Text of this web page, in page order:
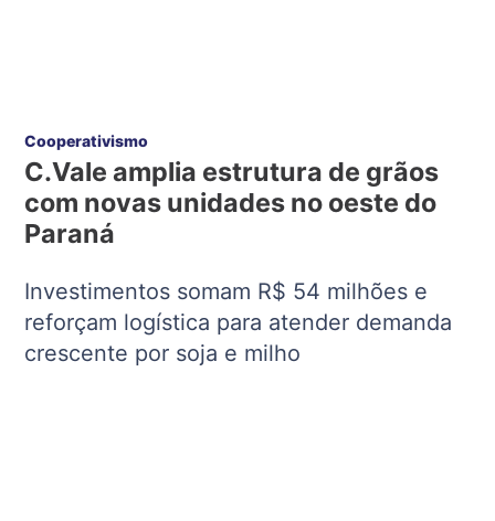
Cooperativismo
C.Vale amplia estrutura de grãos
com novas unidades no oeste do
Paraná
Investimentos somam R$ 54 milhões e
reforçam logística para atender demanda
crescente por soja e milho